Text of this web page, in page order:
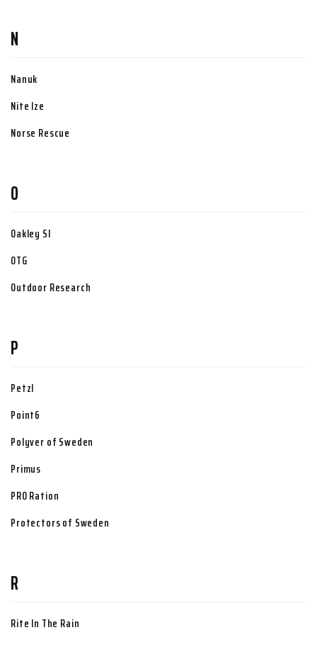
N
Nanuk
Nite Ize
Norse Rescue
O
Oakley SI
OTG
Outdoor Research
P
Petzl
Point6
Polyver of Sweden
Primus
PRO Ration
Protectors of Sweden
R
Rite In The Rain